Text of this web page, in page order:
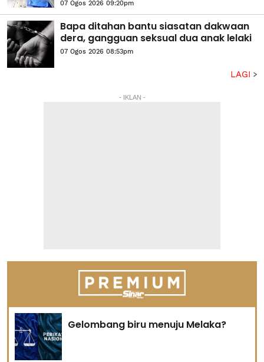
07 Ogos 2026 09:20pm
Bapa ditahan bantu siasatan dakwaan
dera, gangguan seksual dua anak lelaki
07 Ogos 2026 08:53pm
LAGI
- IKLAN -
Gelombang biru menuju Melaka?